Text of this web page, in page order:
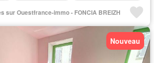
sur Ouestfrance-immo - FONCIA BREIZH
Nouveau